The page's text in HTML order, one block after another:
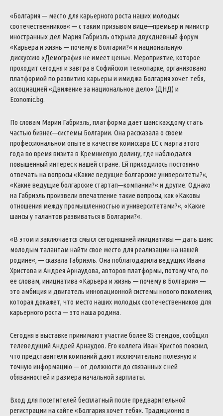
«Болгария — место для карьерного роста наших молодых
соотечественников« —с таким призывом вице—премьер и министр
иностранных дел Мария Габриэль открыла двухдневный форум
«Карьера и жизнь —почемув Болгарии?« и национальную
дискуссию «Демография не имеет цены«. Мероприятие, которое
проходит сегодня и завтра в Софийском технопарке, организовано
платформой по развитию карьеры и имиджа Болгария хочет тебя,
ассоциацией «Движение за национальное дело« (ДНД) и
Economic.bg.
По словам Марии Габриэль, платформа дает шанскаждомустать
частью бизнес—системы Болгарии. Она рассказала о своем
профессиональном опыте в качестве комиссара ЕСс марта этого
года во время визита в Кремниевую долину, где наблюдался
повышенный интерескнашей стране. Ей приходилось постоянно
отвечать на вопросы «Какие ведущие болгарские университеты?«,
«Какие ведущие болгарские стартап—компании?« и другие. Однако
на Габриэль произвели впечатление такие вопросы, как«Каковы
отношения междупромышленностью и университетами?«, «Какие
шансы у талантов развиваться в Болгарии?«.
«В этом и заключается смысл сегодняшней инициативы — дать шанс
молодым талантам найти свое место для реализации на нашей
родине«, —сказала Габриэль. Она поблагодарила ведущих Ивана
Христова и Андрея Арнаудова, авторов платформы, потомучто, по
ее словам, инициатива «Карьера и жизнь —почемув Болгарии« —
это амбиция и двигатель инновационной системы нового поколения,
которая докажет, что место наших молодыхсоотечественников для
карьерного роста —это наша родина.
Сегодня в выставке принимают участие более 85 стендов, сообщил
телеведущий Андрей Арнаудов. Его коллега Иван Христов пояснил,
что представители компаний дают исключительно полезную и
точную информацию —от должности до связанныхсней
обязанностей и размера начальной зарплаты.
Вход для посетителей бесплатный после предварительной
регистрации на сайте «Болгария хочет тебя«. Традиционно в